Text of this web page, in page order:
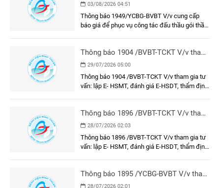
thầu gói thầu: Làm vách ngăn phòng
tiêm chủng và khung, cửa khu vực tiêm
03/08/2026 04:51
Thông báo 1949/YCBG-BVBT V/v cung cấp
báo giá để phục vụ công tác đấu thầu gói thầu:
Bình Thuận
Thông báo 1904 /BVBT-TCKT V/v tham
gia tư vấn: lập E- HSMT, đánh giá E-
HSDT, thẩm định E-HSMT và kết quả
lựa chọn nhà thầu gói thầu: Trang phục
29/07/2026 05:00
Thông báo 1904 /BVBT-TCKT V/v tham gia tư
vấn: lập E- HSMT, đánh giá E-HSDT, thẩm định
Thông báo 1896 /BVBT-TCKT V/v tham
gia tư vấn: lập E- HSMT, đánh giá E-
HSDT, thẩm định E-HSMT và kết quả
lựa chọn nhà thầu gói thầu: Vận hành
28/07/2026 02:03
Thông báo 1896 /BVBT-TCKT V/v tham gia tư
vấn: lập E- HSMT, đánh giá E-HSDT, thẩm định
môi trường
Thông báo 1895 /YCBG-BVBT V/v tham
gia tư vấn: lập E- HSMT, đánh giá E-
28/07/2026 02:01